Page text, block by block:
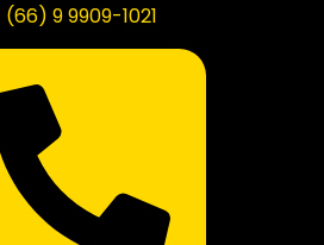
(66) 9 9909-1021